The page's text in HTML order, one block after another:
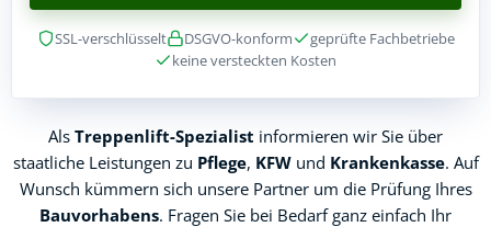
SSL-verschlüsselt DSGVO-konform
geprüfte Fachbetriebe
keine versteckten Kosten
Als Treppenlift-Spezialist informieren wir Sie über
staatliche Leistungen zu Pflege, KFWund Krankenkasse. Auf
Wunsch kümmern sich unsere Partner um die Prüfung Ihres
Bauvorhabens. Fragen Sie bei Bedarf ganz einfach Ihr